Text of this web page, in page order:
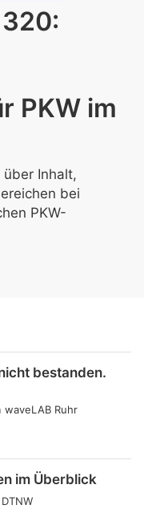
PKW im
Inhalt,
bei
PKW-
bestanden.
waveLAB Ruhr
im Überblick
DTNW